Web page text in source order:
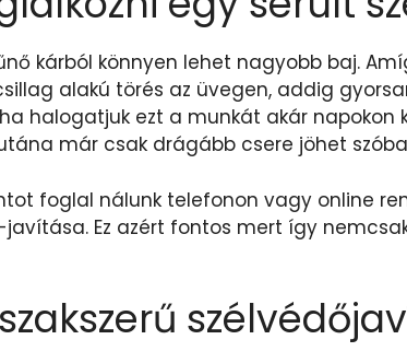
kárból könnyen lehet nagyobb baj.
alakú törés az üvegen, addig
halogatjuk ezt a munkát akár napokon
már csak drágább csere jöhet
foglal nálunk telefonon vagy online
Ez azért fontos mert így